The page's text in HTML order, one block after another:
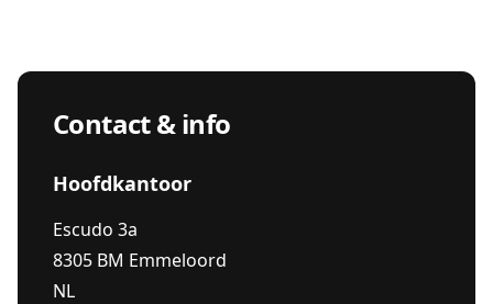
Contact & info
Hoofdkantoor
Escudo 3a
8305 BM Emmeloord
NL